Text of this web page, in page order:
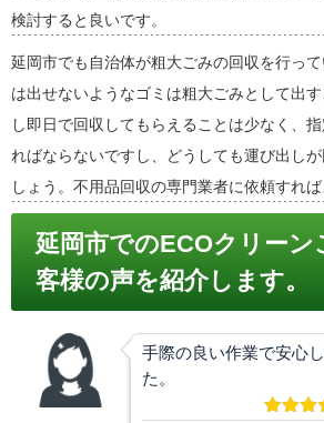
検討すると良いです。
延岡市でも自治体が粗大ごみの回収を行っ
は出せないようなゴミは粗大ごみとして出
し即日で回収してもらえることは少なく、
ればならないですし、どうしても運び出し
しょう。不用品回収の専門業者に依頼すれば
延岡市でのECOクリーン
客様の声を紹介します。
手際の良い作業で安心
た。